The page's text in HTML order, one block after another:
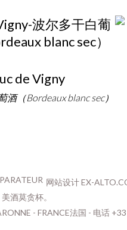
de Vigny
酒（Bordeaux blanc sec）
网站设计 EX-
酒莫贪杯。
- FRANCE法国 - 电话